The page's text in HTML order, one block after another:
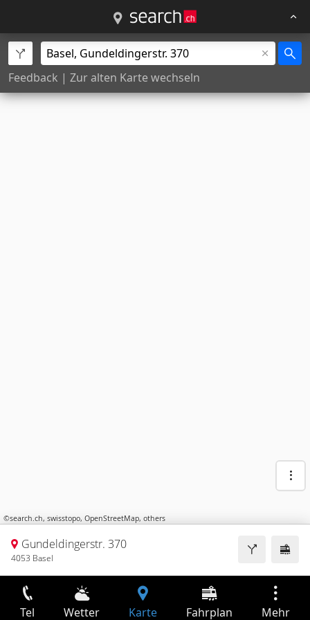
Feedback | Zur alten Karte wechseln
©search.ch, swisstopo, OpenStreetMap, others
Gundeldingerstr. 370
4053 Basel
Tel Wetter Karte Fahrplan Mehr